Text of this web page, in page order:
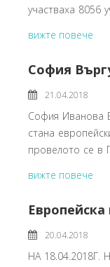
участваха 8056
вижте повече
София
21.04.2018
София Иванова
стана
провелото се в
вижте повече
Европейска
20.04.2018
НА